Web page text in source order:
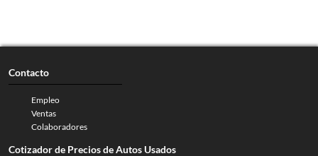
Contacto
Empleo
Ventas
Colaboradores
Cotizador de Precios de Autos Usados